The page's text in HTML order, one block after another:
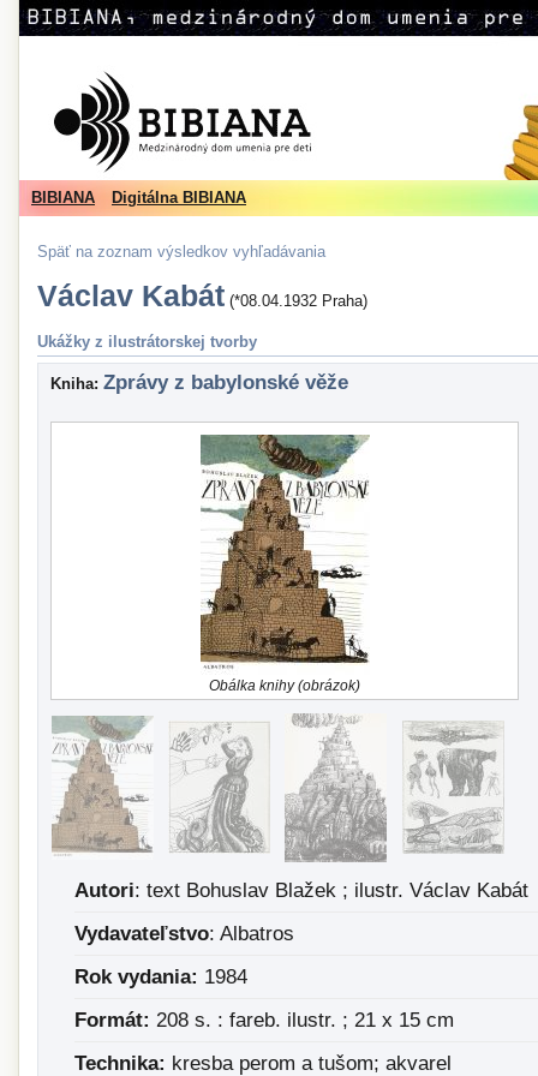
BIBIANA Digitálna BIBIANA
Späť na zoznam výsledkov vyhľadávania
Václav Kabát (*08.04.1932 Praha)
Ukážky z ilustrátorskej tvorby
Kniha: Zprávy z babylonské věže
Obálka knihy (obrázok)
Autori: text Bohuslav Blažek ; ilustr. Václav Kabát
Vydavateľstvo: Albatros
Rok vydania: 1984
Formát: 208 s. : fareb. ilustr. ; 21 x 15 cm
Technika: kresba perom a tušom; akvarel